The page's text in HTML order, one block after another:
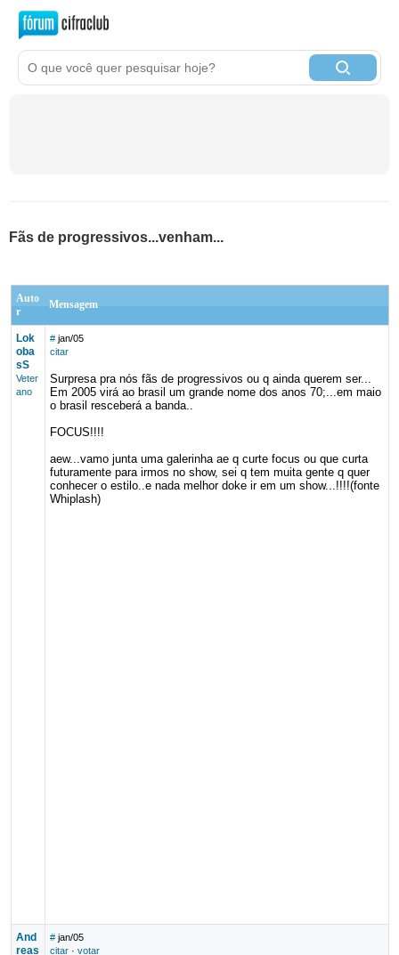
Fãs de progressivos...venham...
Auto
r
Mensagem
Lok
oba
sS
Veter
ano
# jan/05
citar
Surpresa pra nós fãs de progressivos ou q ainda querem ser...
Em 2005 virá ao brasil um grande nome dos anos 70;...em maio
o brasil resceberá a banda..
FOCUS!!!!
aew...vamo junta uma galerinha ae q curte focus ou que curta
futuramente para irmos no show, sei q tem muita gente q quer
conhecer o estilo..e nada melhor doke ir em um show...!!!!(fonte
Whiplash)
And
reas
# jan/05
citar· votar